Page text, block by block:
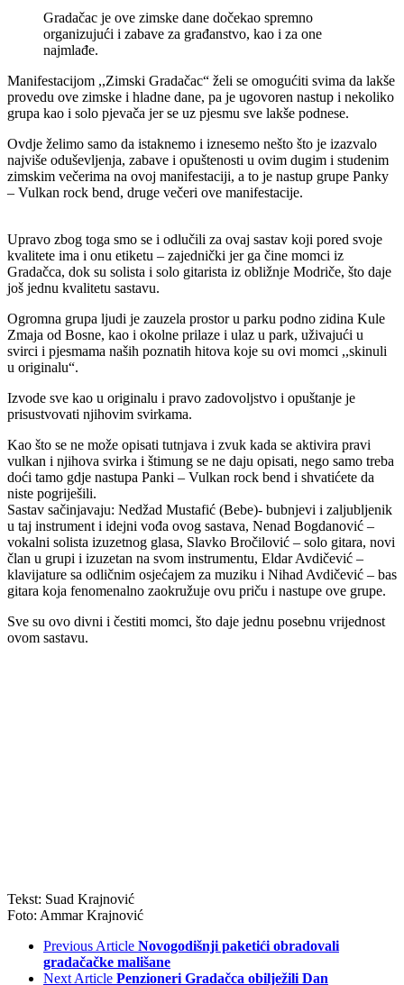
Gradačac je ove zimske dane dočekao spremno
organizujući i zabave za građanstvo, kao i za one
najmlađe.
Manifestacijom ,,Zimski Gradačac“ želi se omogućiti svima da lakše
provedu ove zimske i hladne dane, pa je ugovoren nastup i nekoliko
grupa kao i solo pjevača jer se uz pjesmu sve lakše podnese.
Ovdje želimo samo da istaknemo i iznesemo nešto što je izazvalo
najviše oduševljenja, zabave i opuštenosti u ovim dugim i studenim
zimskim večerima na ovoj manifestaciji, a to je nastup grupe Panky
– Vulkan rock bend, druge večeri ove manifestacije.
Upravo zbog toga smo se i odlučili za ovaj sastav koji pored svoje
kvalitete ima i onu etiketu – zajednički jer ga čine momci iz
Gradačca, dok su solista i solo gitarista iz obližnje Modriče, što daje
još jednu kvalitetu sastavu.
Ogromna grupa ljudi je zauzela prostor u parku podno zidina Kule
Zmaja od Bosne, kao i okolne prilaze i ulaz u park, uživajući u
svirci i pjesmama naših poznatih hitova koje su ovi momci ,,skinuli
u originalu“.
Izvode sve kao u originalu i pravo zadovoljstvo i opuštanje je
prisustvovati njihovim svirkama.
Kao što se ne može opisati tutnjava i zvuk kada se aktivira pravi
vulkan i njihova svirka i štimung se ne daju opisati, nego samo treba
doći tamo gdje nastupa Panki – Vulkan rock bend i shvatićete da
niste pogriješili.
Sastav sačinjavaju: Nedžad Mustafić (Bebe)- bubnjevi i zaljubljenik
u taj instrument i idejni vođa ovog sastava, Nenad Bogdanović –
vokalni solista izuzetnog glasa, Slavko Bročilović – solo gitara, novi
član u grupi i izuzetan na svom instrumentu, Eldar Avdičević –
klavijature sa odličnim osjećajem za muziku i Nihad Avdičević – bas
gitara koja fenomenalno zaokružuje ovu priču i nastupe ove grupe.
Sve su ovo divni i čestiti momci, što daje jednu posebnu vrijednost
ovom sastavu.
Tekst: Suad Krajnović
Foto: Ammar Krajnović
Previous Article Novogodišnji paketići obradovali
gradačačke mališane
Next Article Penzioneri Gradačca obilježili Dan